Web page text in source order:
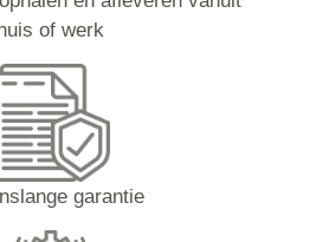
of werk
garantie